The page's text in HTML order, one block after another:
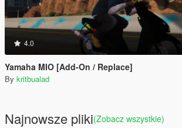
4.0
Yamaha MIO [Add-On / Replace]
By kritbualad
Najnowsze pliki(Zobacz wszystkie)